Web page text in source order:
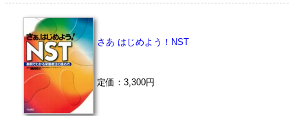
さあ はじめよう！NST
定価：3,300円